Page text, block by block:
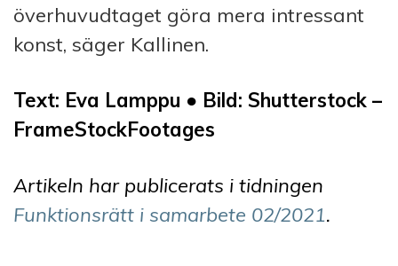
överhuvudtaget göra mera intressant
konst, säger Kallinen.
Text: Eva Lamppu ● Bild: Shutterstock –
FrameStockFootages
Artikeln har publicerats i tidningen
Funktionsrätt i samarbete 02/2021.